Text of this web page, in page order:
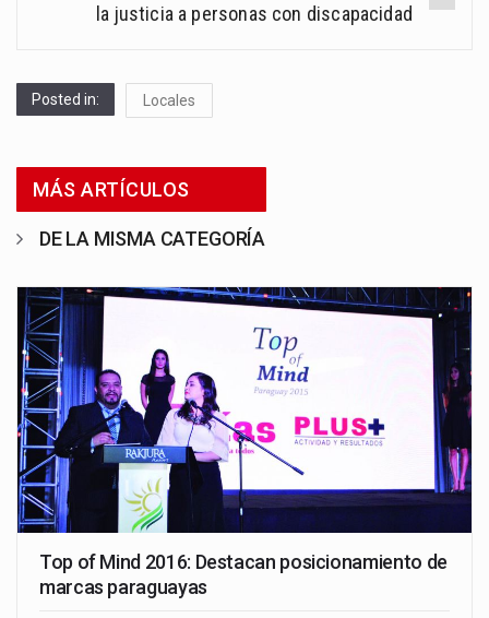
la justicia a personas con discapacidad
Posted in: Locales
MÁS ARTÍCULOS
DE LA MISMA CATEGORÍA
Top of Mind 2016: Destacan posicionamiento de
marcas paraguayas